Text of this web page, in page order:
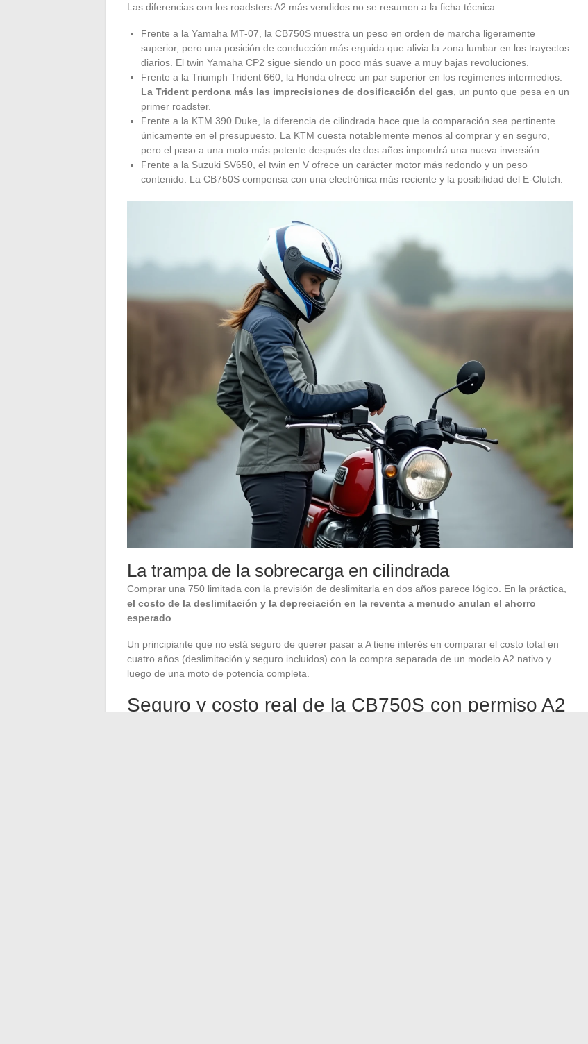
Las diferencias con los roadsters A2 más vendidos no se resumen a la ficha técnica.
Frente a la Yamaha MT-07, la CB750S muestra un peso en orden de marcha ligeramente
superior, pero una posición de conducción más erguida que alivia la zona lumbar en los trayectos
diarios. El twin Yamaha CP2 sigue siendo un poco más suave a muy bajas revoluciones.
Frente a la Triumph Trident 660, la Honda ofrece un par superior en los regímenes intermedios.
La Trident perdona más las imprecisiones de dosificación del gas, un punto que pesa en un
primer roadster.
Frente a la KTM 390 Duke, la diferencia de cilindrada hace que la comparación sea pertinente
únicamente en el presupuesto. La KTM cuesta notablemente menos al comprar y en seguro,
pero el paso a una moto más potente después de dos años impondrá una nueva inversión.
Frente a la Suzuki SV650, el twin en V ofrece un carácter motor más redondo y un peso
contenido. La CB750S compensa con una electrónica más reciente y la posibilidad del E-Clutch.
La trampa de la sobrecarga en cilindrada
Comprar una 750 limitada con la previsión de deslimitarla en dos años parece lógico. En la práctica,
el costo de la deslimitación y la depreciación en la reventa a menudo anulan el ahorro
esperado
Un principiante que no está seguro de querer pasar a A tiene interés en comparar el costo total en
cuatro años (deslimitación y seguro incluidos) con la compra separada de un modelo A2 nativo y
luego de una moto de potencia completa.
Seguro y costo real de la CB750S con permiso A2